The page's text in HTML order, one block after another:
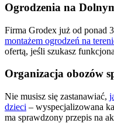
Ogrodzenia na
Firma Grodex już od ponad
montażem ogrodzeń na
ofertą, jeśli szukasz
Organizacja obozów
Nie musisz się zastanawiać,
dzieci – wyspecjalizowana
ma sprawdzony przepis na